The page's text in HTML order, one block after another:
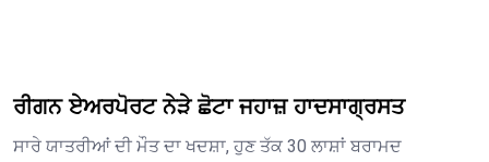
ਰੀਗਨ ਏਅਰਪੋਰਟ ਨੇੜੇ ਛੋਟਾ ਜਹਾਜ਼ ਹਾਦਸਾਗ੍ਰਸਤ
ਸਾਰੇ ਯਾਤਰੀਆਂ ਦੀ ਮੌਤ ਦਾ ਖਦਸ਼ਾ, ਹੁਣ ਤੱਕ 30 ਲਾਸ਼ਾਂ ਬਰਾਮਦ